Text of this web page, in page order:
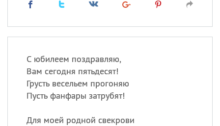
С юбилеем поздравляю,
Вам сегодня пятьдесят!
Грусть весельем прогоняю
Пусть фанфары затрубят!
Для моей родной свекрови